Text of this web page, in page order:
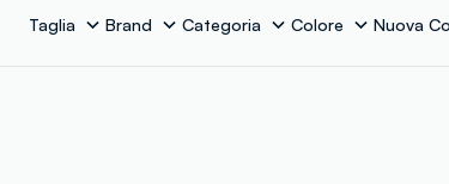
Taglia Brand Categoria Colore Nuova